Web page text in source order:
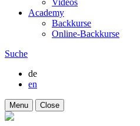
Videos
Academy
Backkurse
Online-Backkurse
Suche
de
en
Menu Close